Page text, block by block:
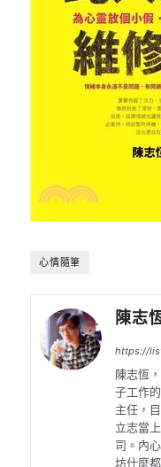
心情隨筆
陳志
https://
陳志恆
子工作
主任，
立志當
司。內
坊什麼